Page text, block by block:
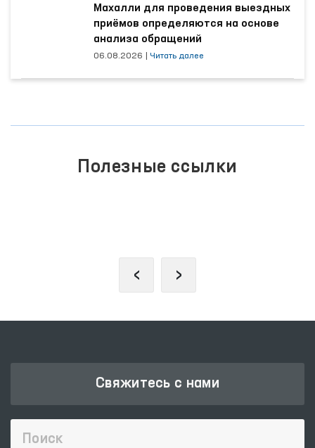
Махалли для проведения выездных
приёмов определяются на основе
анализа обращений
06.08.2026 Читать далее
Полезные ссылки
‹ ›
Свяжитесь с нами